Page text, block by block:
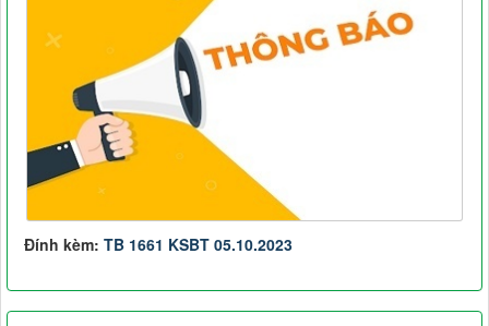
Đính kèm: TB 1661 KSBT 05.10.2023